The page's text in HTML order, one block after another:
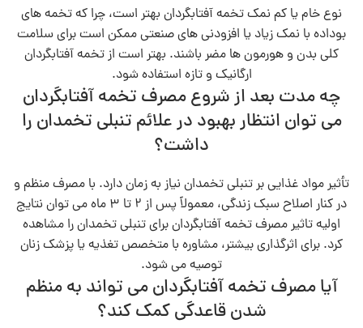
نوع خام یا کم‌ نمک تخمه آفتابگردان بهتر است، چرا که تخمه‌ های
بوداده با نمک زیاد یا افزودنی‌ های صنعتی ممکن است برای سلامت
کلی بدن و هورمون‌ ها مضر باشند. بهتر است از تخمه آفتابگردان
ارگانیک و تازه استفاده شود.
چه مدت بعد از شروع مصرف تخمه آفتابگردان
می‌ توان انتظار بهبود در علائم تنبلی تخمدان را
داشت؟
تأثیر مواد غذایی بر تنبلی تخمدان نیاز به زمان دارد. با مصرف منظم و
در کنار اصلاح سبک زندگی، معمولاً پس از ۲ تا ۳ ماه می‌ توان نتایج
اولیه تاثیر مصرف تخمه آفتابگردان برای تنبلی تخمدان را مشاهده
کرد. برای اثرگذاری بیشتر، مشاوره با متخصص تغذیه یا پزشک زنان
توصیه می‌ شود.
آیا مصرف تخمه آفتابگردان می‌ تواند به منظم
شدن قاعدگی کمک کند؟